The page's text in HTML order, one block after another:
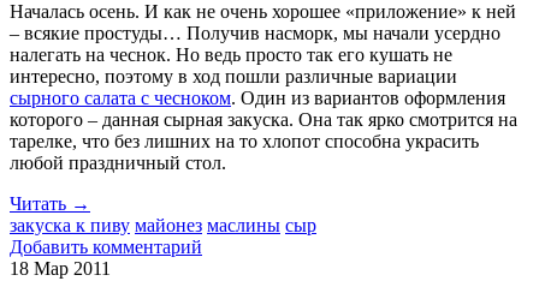
Началась осень. И как не очень хорошее «приложение» к ней
– всякие простуды… Получив насморк, мы начали усердно
налегать на чеснок. Но ведь просто так его кушать не
интересно, поэтому в ход пошли различные вариации
сырного салата с чесноком. Один из вариантов оформления
которого – данная сырная закуска. Она так ярко смотрится на
тарелке, что без лишних на то хлопот способна украсить
любой праздничный стол.
Читать →
закуска к пиву майонез маслины сыр
Добавить комментарий
18 Мар 2011